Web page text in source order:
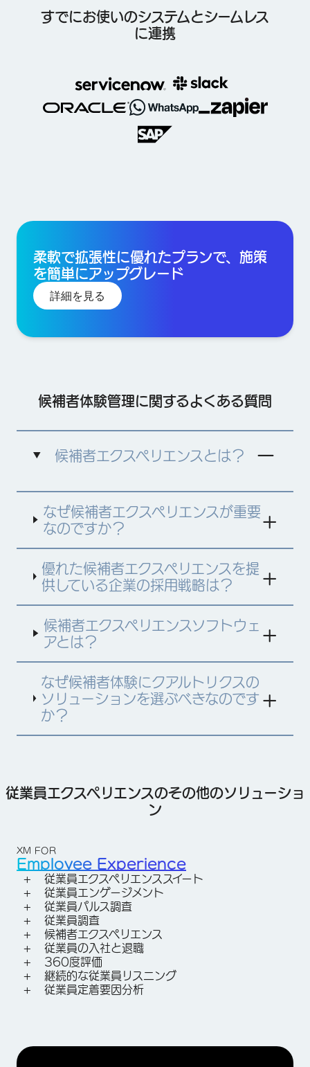
すでにお使いのシステムとシームレス
に連携
柔軟で拡張性に優れたプランで、施策
を簡単にアップグレード
詳細を見る
候補者体験管理に関するよくある質問
候補者エクスペリエンスとは？
職者が応募先の企業やその採用方法についてどの
ように受け止め、何を感じたかという体験を指し
ます。最初に仕事を検索する段階から、応募、面
接、入社後の導入研修まで、すべてのプロセスが
含まれます。
なぜ候補者エクスペリエンスが重要
なのですか？
優れた候補者エクスペリエンスを提
供している企業の採用戦略は？
候補者エクスペリエンスソフトウェ
アとは？
なぜ候補者体験にクアルトリクスの
ソリューションを選ぶべきなのです
か？
従業員エクスペリエンスのその他のソリューショ
ン
XM FOR
Employee Experience
従業員エクスペリエンススイート
従業員エンゲージメント
従業員パルス調査
従業員調査
候補者エクスペリエンス
従業員の入社と退職
360度評価
継続的な従業員リスニング
従業員定着要因分析